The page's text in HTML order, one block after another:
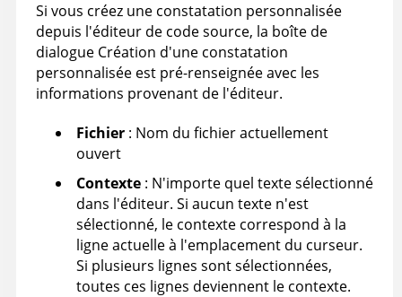
Si vous créez une constatation personnalisée
depuis l'éditeur de code source, la boîte de
dialogue Création d'une constatation
personnalisée est pré-renseignée avec les
informations provenant de l'éditeur.
Fichier : Nom du fichier actuellement
ouvert
Contexte : N'importe quel texte sélectionné
dans l'éditeur. Si aucun texte n'est
sélectionné, le contexte correspond à la
ligne actuelle à l'emplacement du curseur.
Si plusieurs lignes sont sélectionnées,
toutes ces lignes deviennent le contexte.